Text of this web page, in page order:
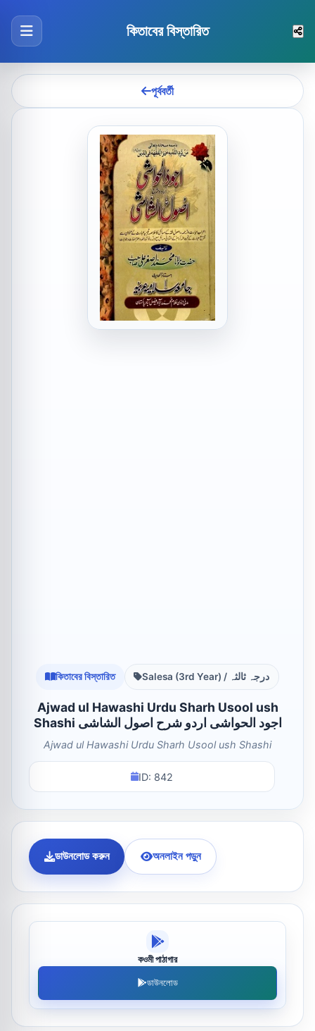
কিতাবের বিস্তারিত
পূর্ববর্তী
কিতাবের বিস্তারিত Salesa (3rd Year) / درجہ ثالثہ
Ajwad ul Hawashi Urdu Sharh Usool ush
Shashi اجود الحواشی اردو شرح اصول الشاشی
Ajwad ul Hawashi Urdu Sharh Usool ush Shashi
ID: 842
ডাউনলোড করুন অনলাইন পড়ুন
কওমী পাঠাগার
ডাউনলোড